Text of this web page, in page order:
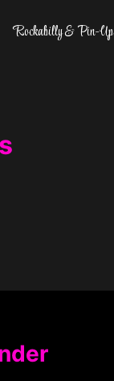
Rockabilly & Pin-Up